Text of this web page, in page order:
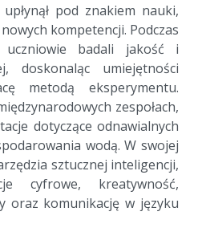
pod znakiem nauki,
kompetencji. Podczas
uczniowie badali jakość i
doskonaląc umiejętności
metodą eksperymentu.
zespołach,
dotyczące odnawialnych
wodą. W swojej
sztucznej inteligencji,
cyfrowe, kreatywność,
oraz komunikację w języku